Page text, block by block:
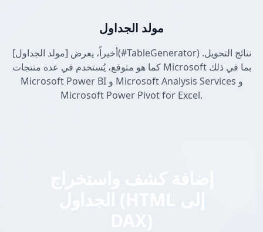
مولد الجداول
أخيراً، يعرض [مولد الجداول](#TableGenerator) نتائج التحويل.
كما هو متوقع، يُستخدم في عدة منتجات Microsoft بما في ذلك
Microsoft Power BI و Microsoft Analysis Services و
Microsoft Power Pivot for Excel.